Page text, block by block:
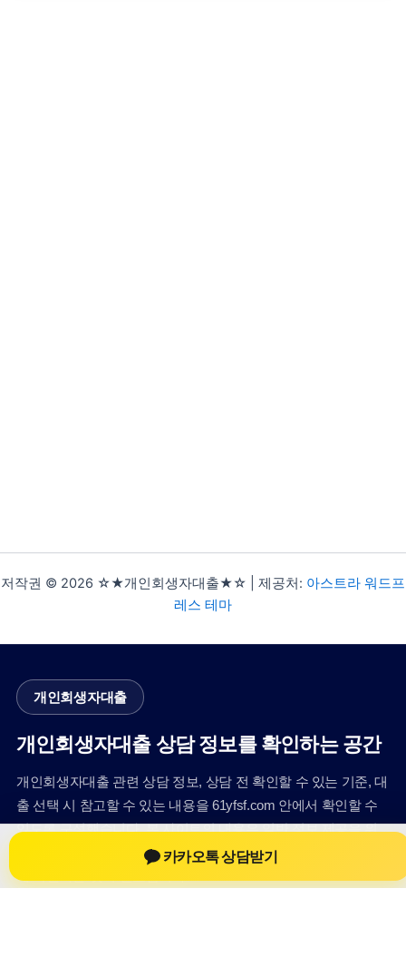
저작권 © 2026 ☆★개인회생자대출★☆ | 제공처: 아스트라 워드프
레스 테마
개인회생자대출
개인회생자대출 상담 정보를 확인하는 공간
개인회생자대출 관련 상담 정보, 상담 전 확인할 수 있는 기준, 대
출 선택 시 참고할 수 있는 내용을 61yfsf.com 안에서 확인할 수
있도록 구성했습니다. 본 사이트의 내용은 일반 정보 제공을 위
한 자료이며, 실제 가능 여부와 조건은 금융사 심사 및 상담을 통
해 확인하는 것이 필요합니다.
카카오톡 상담받기